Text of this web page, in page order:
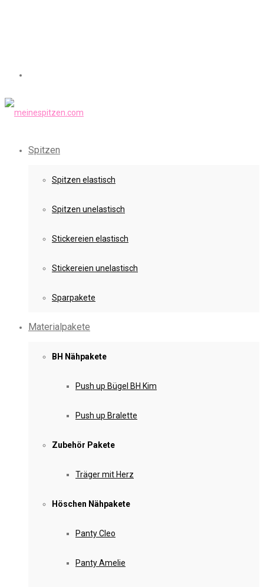
Spitzen
Spitzen elastisch
Spitzen unelastisch
Stickereien elastisch
Stickereien unelastisch
Sparpakete
Materialpakete
BH Nähpakete
Push up Bügel BH Kim
Push up Bralette
Zubehör Pakete
Träger mit Herz
Höschen Nähpakete
Panty Cleo
Panty Amelie